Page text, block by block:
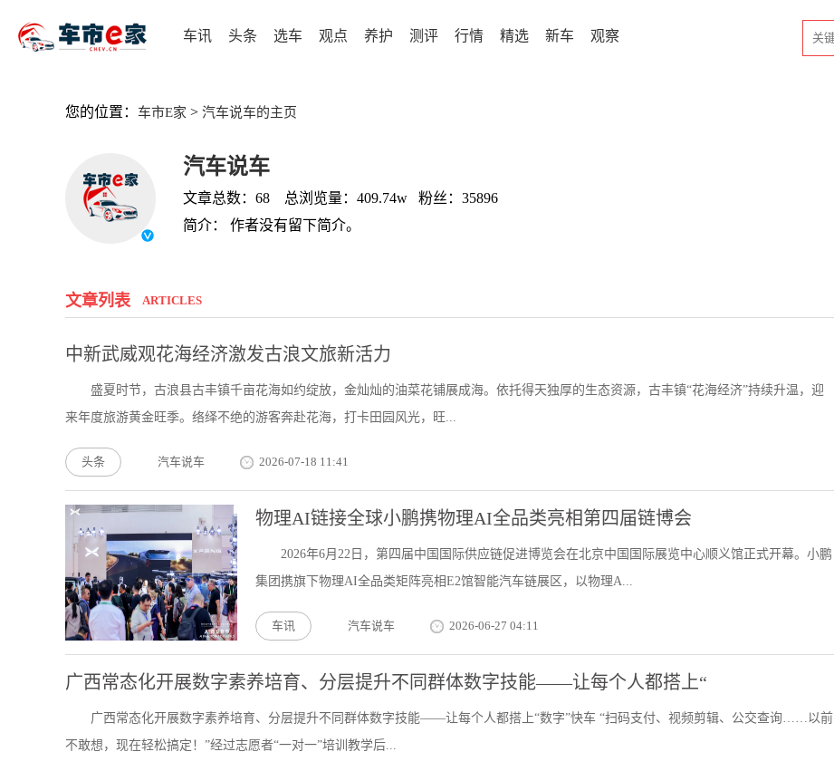
车讯 头条 选车 观点 养护 测评 行情 精选 新车 观察
您的位置： 车市E家 > 汽车说车的主页
汽车说车
文章总数：68 总浏览量：409.74w 粉丝：35896
简介： 作者没有留下简介。
文章列表 ARTICLES
中新武威观花海经济激发古浪文旅新活力
盛夏时节，古浪县古丰镇千亩花海如约绽放，金灿灿的油菜花铺展成海。依托得天独厚的生态资源，古丰镇“花海经济”持续升温，迎
来年度旅游黄金旺季。络绎不绝的游客奔赴花海，打卡田园风光，旺...
头条 汽车说车 2026-07-18 11:41
物理AI链接全球小鹏携物理AI全品类亮相第四届链博会
2026年6月22日，第四届中国国际供应链促进博览会在北京中国国际展览中心顺义馆正式开幕。小鹏
集团携旗下物理AI全品类矩阵亮相E2馆智能汽车链展区，以物理A...
车讯 汽车说车 2026-06-27 04:11
广西常态化开展数字素养培育、分层提升不同群体数字技能——让每个人都搭上“
广西常态化开展数字素养培育、分层提升不同群体数字技能——让每个人都搭上“数字”快车 “扫码支付、视频剪辑、公交查询……以前
不敢想，现在轻松搞定！”经过志愿者“一对一”培训教学后...